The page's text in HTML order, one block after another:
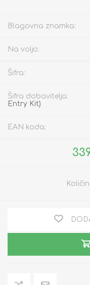
Blagovna znamka:
Na voljo:
Šifra:
Šifra dobavitelja:
Entry Kit)
EAN koda: